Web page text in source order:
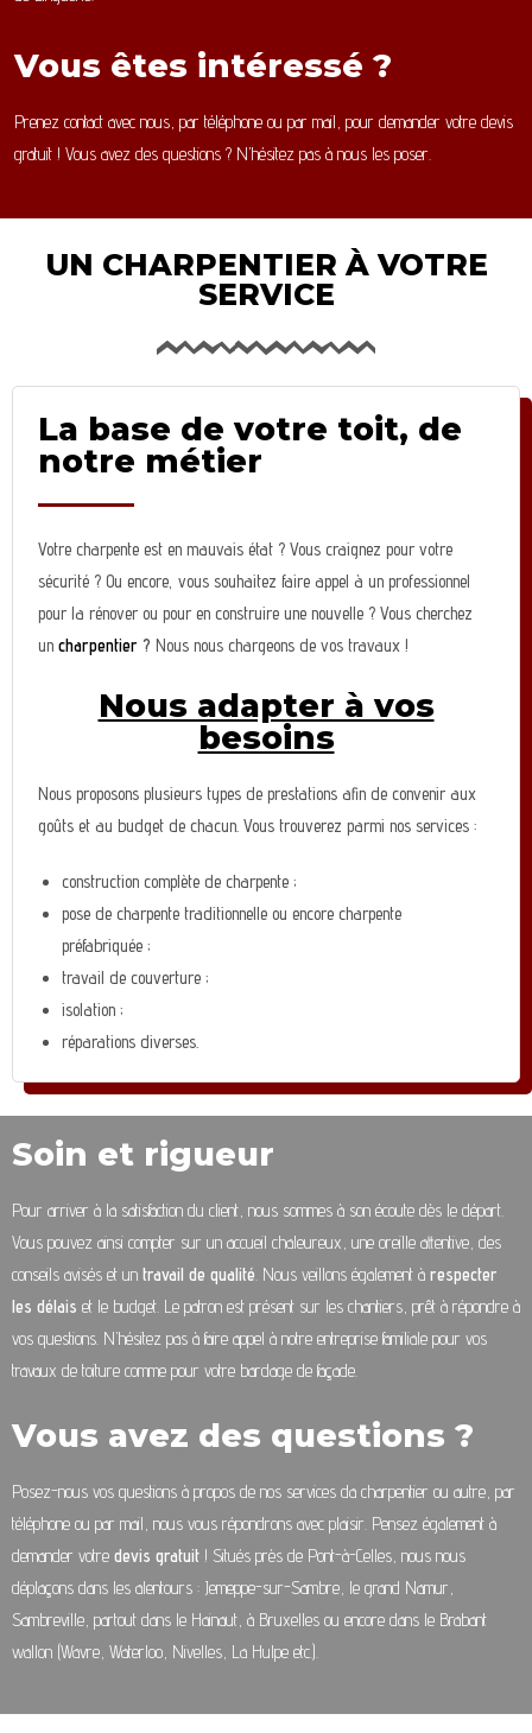
Vous êtes intéressé ?
Prenez contact avec nous, par téléphone ou par mail, pour demander votre devis
gratuit ! Vous avez des questions ? N’hésitez pas à nous les poser.
UN CHARPENTIER À VOTRE
SERVICE
La base de votre toit, de
notre métier
Votre charpente est en mauvais état ? Vous craignez pour votre
sécurité ? Ou encore, vous souhaitez faire appel à un professionnel
pour la rénover ou pour en construire une nouvelle ? Vous cherchez
uncharpentier ? Nous nous chargeons de vos travaux !
Nous adapter à vos
besoins
Nous proposons plusieurs types de prestations afin de convenir aux
goûts et au budget de chacun. Vous trouverez parmi nos services :
construction complète de charpente ;
pose de charpente traditionnelle ou encore charpente
préfabriquée ;
travail de couverture ;
isolation ;
réparations diverses.
Soin et rigueur
Pour arriver à la satisfaction du client, nous sommes à son écoute dès le départ.
Vous pouvez ainsi compter sur un accueil chaleureux, une oreille attentive, des
conseils avisés et un travail de qualité . Nous veillons également à respecter
les délais et le budget. Le patron est présent sur les chantiers, prêt à répondre à
vos questions. N’hésitez pas à faire appel à notre entreprise familiale pour vos
travaux de toiture comme pour votre bardage de façade.
Vous avez des questions ?
Posez-nous vos questions à propos de nos services da charpentier ou autre, par
téléphone ou par mail, nous vous répondrons avec plaisir. Pensez également à
demander votre devis gratuit ! Situés près de Pont-à-Celles, nous nous
déplaçons dans les alentours : Jemeppe-sur-Sambre, le grand Namur,
Sambreville, partout dans le Hainaut, à Bruxelles ou encore dans le Brabant
wallon (Wavre, Waterloo, Nivelles, La Hulpe etc.).